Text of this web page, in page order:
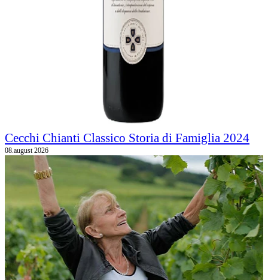
Cecchi Chianti Classico Storia di Famiglia 2024
08.august 2026